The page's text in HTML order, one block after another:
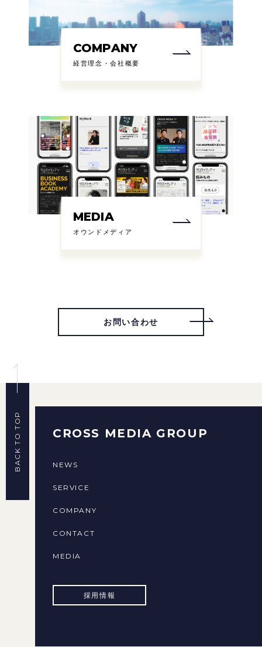
COMPANY
経営理念・会社概要
MEDIA
オウンドメディア
お問い合わせ
BACK TO TOP CROSS MEDIA GROUP
NEWS
SERVICE
COMPANY
CONTACT
MEDIA
採用情報